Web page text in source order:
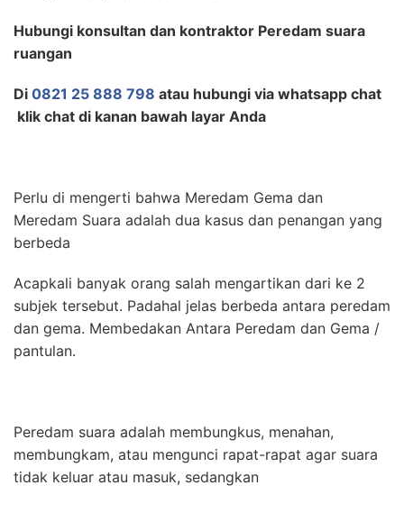
Hubungi konsultan dan kontraktor Peredam suara
ruangan
Di 0821 25 888 798 atau hubungi via whatsapp chat
klik chat di kanan bawah layar Anda
Perlu di mengerti bahwa Meredam Gema dan
Meredam Suara adalah dua kasus dan penangan yang
berbeda
Acapkali banyak orang salah mengartikan dari ke 2
subjek tersebut. Padahal jelas berbeda antara peredam
dan gema. Membedakan Antara Peredam dan Gema /
pantulan.
Peredam suara adalah membungkus, menahan,
membungkam, atau mengunci rapat-rapat agar suara
tidak keluar atau masuk, sedangkan